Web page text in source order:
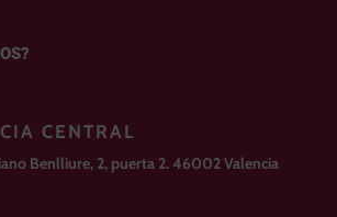
CENTRAL
Benlliure, 2, puerta 2. 46002 Valencia